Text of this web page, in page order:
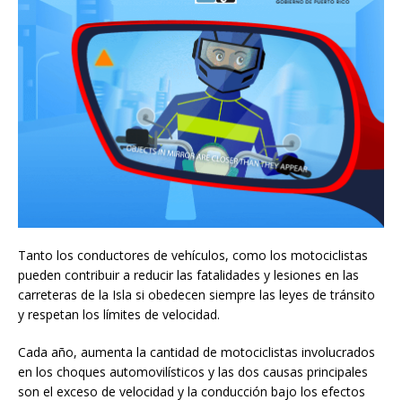
Tanto los conductores de vehículos, como los motociclistas
pueden contribuir a reducir las fatalidades y lesiones en las
carreteras de la Isla si obedecen siempre las leyes de tránsito
y respetan los límites de velocidad.
Cada año, aumenta la cantidad de motociclistas involucrados
en los choques automovilísticos y las dos causas principales
son el exceso de velocidad y la conducción bajo los efectos